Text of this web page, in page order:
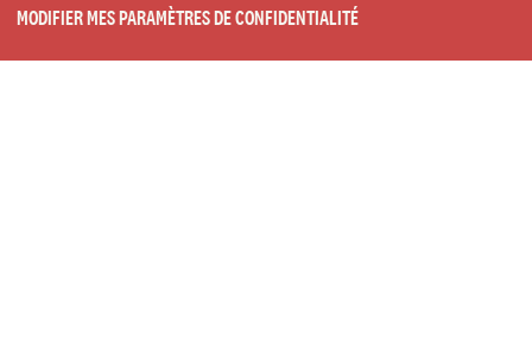
MODIFIER MES PARAMÈTRES DE CONFIDENTIALITÉ